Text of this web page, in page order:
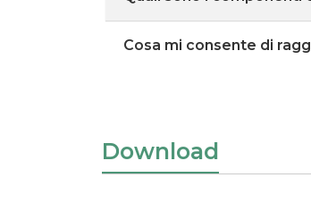
Cosa mi consente di
Download